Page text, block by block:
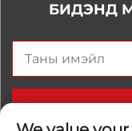
БИДЭНД